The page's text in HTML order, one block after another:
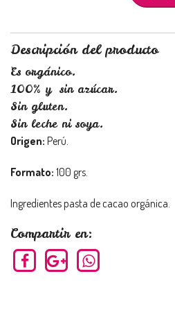
Descripción del producto
Es orgánico.
100% y sin azúcar.
Sin gluten.
Sin leche ni soya.
Origen: Perú.
Formato: 100 grs.
Ingredientes pasta de cacao orgánica.
Compartir en: